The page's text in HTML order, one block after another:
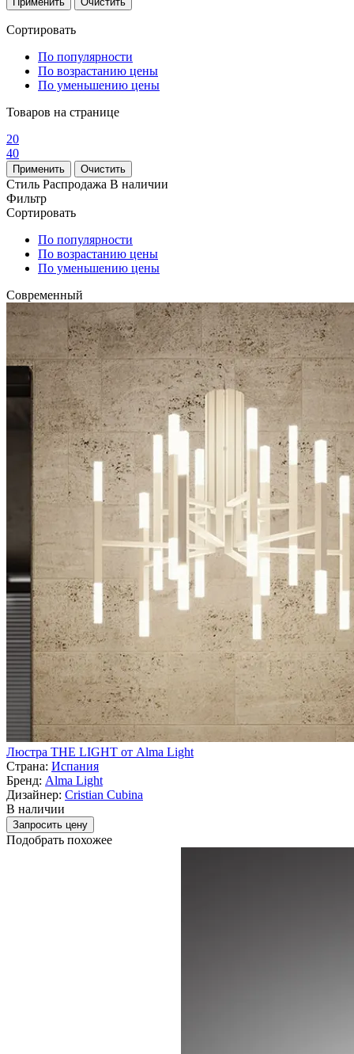
Сортировать
По популярности
По возрастанию цены
По уменьшению цены
Товаров на странице
20
40
Стиль Распродажа В наличии
Фильтр
Сортировать
По популярности
По возрастанию цены
По уменьшению цены
Современный
Люстра THE LIGHT от Alma Light
Страна: Испания
Бренд: Alma Light
Дизайнер: Cristian Cubina
В наличии
Запросить цену
Подобрать похожее